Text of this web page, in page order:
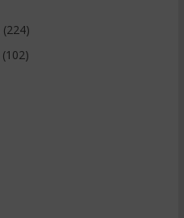
(224)
(102)